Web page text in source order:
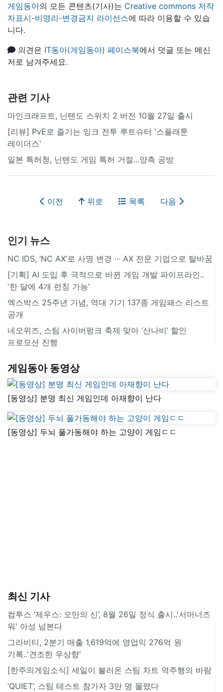
게임동아의 모든 콘텐츠(기사)는 Creative commons 저작
자표시-비영리-변경금지 라이선스에 따라 이용할 수 있습
니다.
의견은 IT동아(게임동아) 페이스북에서 덧글 또는 메신
저로 남겨주세요.
관련 기사
마인크래프트, 닌텐도 스위치 2 버전 10월 27일 출시
[리뷰] PvE로 즐기는 잉크 전투 루트슈터 '스플래툰
레이더스'
일본 특허청, 닌텐도 게임 특허 거절...양측 공방
이전 위로 목록 다음
인기 뉴스
NC IDS, ‘NC AX’로 사명 변경 ∙∙∙ AX 전문 기업으로 탈바꿈
[기획] AI 도입 후 극적으로 바뀐 게임 개발 파이프라인..
'한 달에 4개 런칭 가능'
엑스박스 25주년 기념, 역대 기기 137종 게임패스 리스트
공개
네오위즈, 스팀 사이버펑크 축제 맞아 ‘산나비’ 할인
프로모션 진행
게임동아 동영상
[동영상] 분명 최신 게임인데 아재향이 난다
[동영상] 두뇌 풀가동해야 하는 고양이 게임ㄷㄷ
최신 기사
컴투스 ‘제우스: 오만의 신’, 8월 26일 정식 출시..'서머너즈
워' 아성 넘본다
그라비티, 2분기 매출 1,619억에 영업익 276억 원
기록..'견조한 우상향'
[한주의게임소식] 세일이 불러온 스팀 차트 역주행의 바람
‘QUIET’, 스팀 테스트 참가자 3만 명 몰렸다